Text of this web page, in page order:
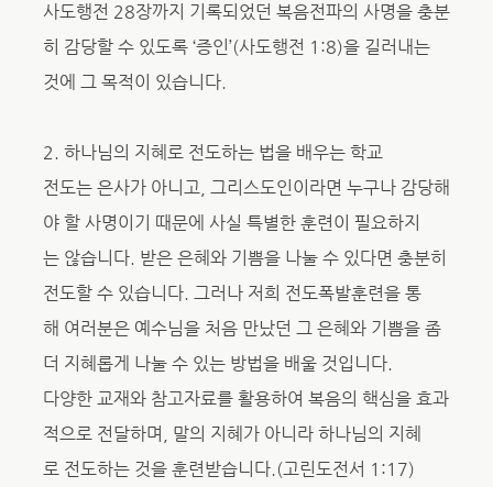
사도행전 28장까지 기록되었던 복음전파의 사명을 충분
히 감당할 수 있도록 ‘증인’(사도행전 1:8)을 길러내는
것에 그 목적이 있습니다.
2. 하나님의 지혜로 전도하는 법을 배우는 학교
전도는 은사가 아니고, 그리스도인이라면 누구나 감당해
야 할 사명이기 때문에 사실 특별한 훈련이 필요하지
는 않습니다. 받은 은혜와 기쁨을 나눌 수 있다면 충분히
전도할 수 있습니다. 그러나 저희 전도폭발훈련을 통
해 여러분은 예수님을 처음 만났던 그 은혜와 기쁨을 좀
더 지혜롭게 나눌 수 있는 방법을 배울 것입니다.
다양한 교재와 참고자료를 활용하여 복음의 핵심을 효과
적으로 전달하며, 말의 지혜가 아니라 하나님의 지혜
로 전도하는 것을 훈련받습니다.(고린도전서 1:17)